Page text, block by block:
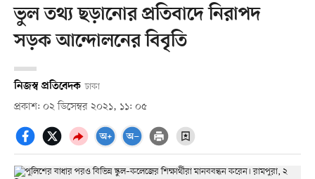
ভুল তথ্য ছড়ানোর প্রতিবাদে নিরাপদ
সড়ক আন্দোলনের বিবৃতি
নিজস্ব প্রতিবেদক ঢাকা
প্রকাশ: ০২ ডিসেম্বর ২০২১, ১১: ০৫